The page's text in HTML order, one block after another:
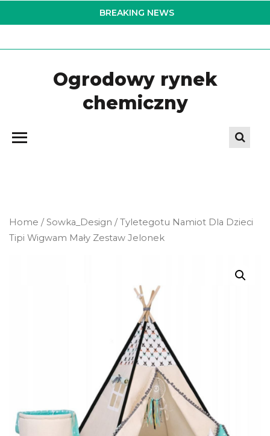
to
BREAKING NEWS
Ogrodowy rynek
chemiczny
Home /Sowka_Design / Tyletegotu Namiot Dla Dzieci
Tipi Wigwam Mały Zestaw Jelonek